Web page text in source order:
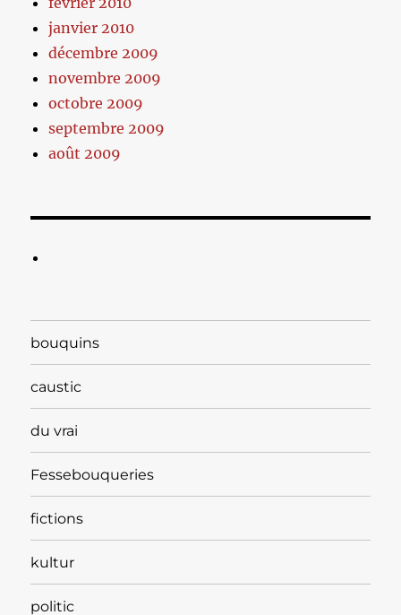
janvier 2010
décembre 2009
novembre 2009
octobre 2009
septembre 2009
août 2009
bouquins
caustic
du vrai
Fessebouqueries
fictions
kultur
politic